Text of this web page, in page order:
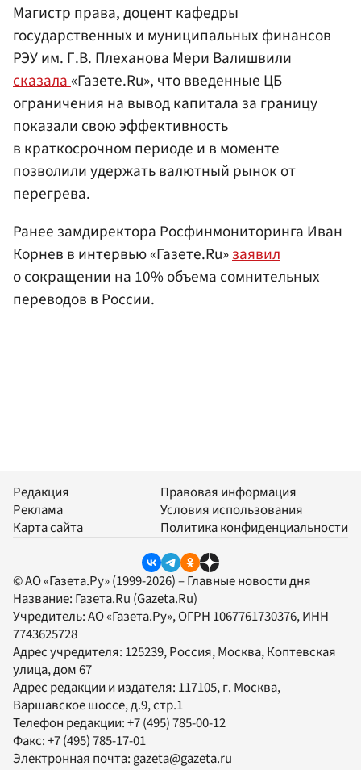
Магистр права, доцент кафедры
государственных и муниципальных финансов
РЭУ им. Г.В. Плеханова Мери Валишвили
сказала«Газете.Ru», что введенные ЦБ
ограничения на вывод капитала за границу
показали свою эффективность
в краткосрочном периоде и в моменте
позволили удержать валютный рынок от
перегрева.
Ранее замдиректора Росфинмониторинга Иван
Корнев в интервью «Газете.Ru»заявил
о сокращении на 10% объема сомнительных
переводов в России.
Редакция
Реклама
Карта сайта
Правовая информация
Условия использования
Политика конфиденциальности
© АО «Газета.Ру» (1999-2026) – Главные новости дня
Название: Газета.Ru (Gazeta.Ru)
Учредитель:АО «Газета.Ру», ОГРН 1067761730376, ИНН
7743625728
Адрес учредителя: 125239, Россия, Москва, Коптевская
улица, дом 67
Адрес редакции и издателя: 117105, г. Москва,
Варшавское шоссе, д.9, стр.1
Телефон редакции:+7 (495) 785-00-12
Факс:+7 (495) 785-17-01
Электронная почта:gazeta@gazeta.ru